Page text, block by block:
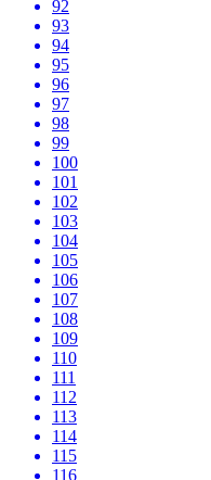
92
93
94
95
96
97
98
99
100
101
102
103
104
105
106
107
108
109
110
111
112
113
114
115
116